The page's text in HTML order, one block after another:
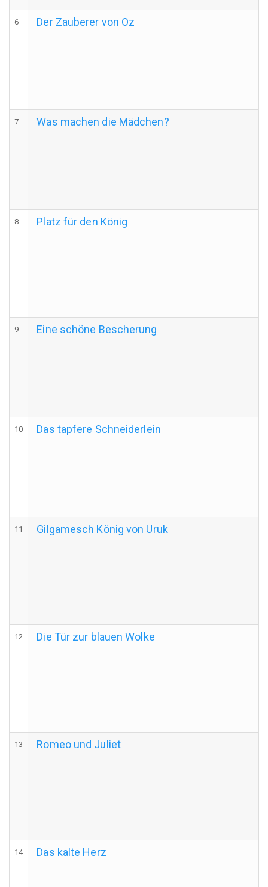
6 Der Zauberer von Oz
7 Was machen die Mädchen?
8 Platz für den König
9 Eine schöne Bescherung
10 Das tapfere Schneiderlein
11 Gilgamesch König von Uruk
12 Die Tür zur blauen Wolke
13 Romeo und Juliet
14 Das kalte Herz